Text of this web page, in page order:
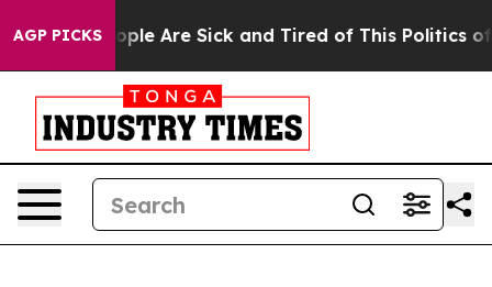
AGP PICKS
Win: “People Are Sick and Tired of This Politics of